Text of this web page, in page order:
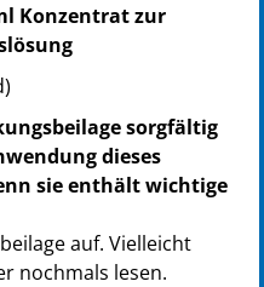
Konzentrat zur
sorgfältig
dieses
sie enthält wichtige
auf. Vielleicht
nochmals lesen.